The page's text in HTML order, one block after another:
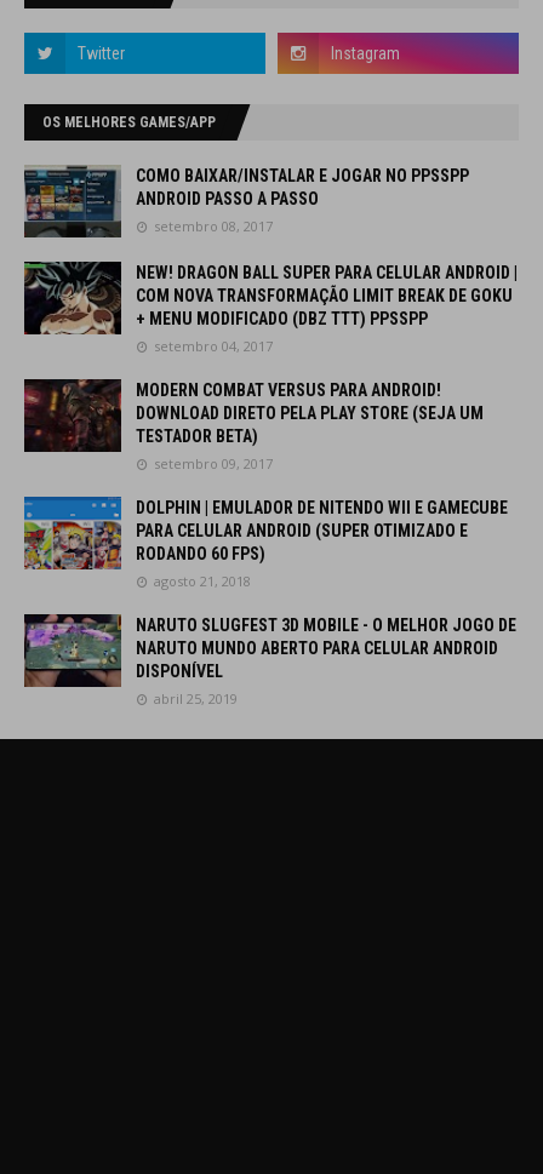
OS MELHORES GAMES/APP
COMO BAIXAR/INSTALAR E JOGAR NO PPSSPP
ANDROID PASSO A PASSO
setembro 08, 2017
NEW! DRAGON BALL SUPER PARA CELULAR ANDROID |
COM NOVA TRANSFORMAÇÃO LIMIT BREAK DE GOKU
+ MENU MODIFICADO (DBZ TTT) PPSSPP
setembro 04, 2017
MODERN COMBAT VERSUS PARA ANDROID!
DOWNLOAD DIRETO PELA PLAY STORE (SEJA UM
TESTADOR BETA)
setembro 09, 2017
DOLPHIN | EMULADOR DE NITENDO WII E GAMECUBE
PARA CELULAR ANDROID (SUPER OTIMIZADO E
RODANDO 60 FPS)
agosto 21, 2018
NARUTO SLUGFEST 3D MOBILE - O MELHOR JOGO DE
NARUTO MUNDO ABERTO PARA CELULAR ANDROID
DISPONÍVEL
abril 25, 2019